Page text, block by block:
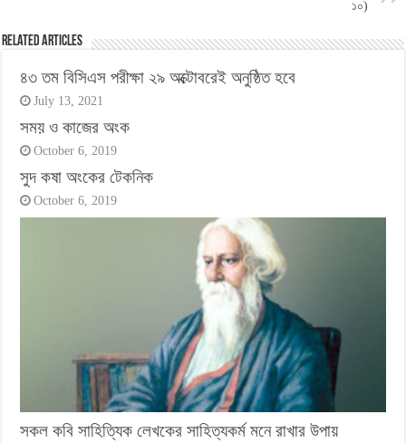
১০)
Related Articles
৪৩ তম বিসিএস পরীক্ষা ২৯ অক্টোবরেই অনুষ্ঠিত হবে
July 13, 2021
সময় ও কাজের অংক
October 6, 2019
সুদ কষা অংকের টেকনিক
October 6, 2019
সকল কবি সাহিত্যিক লেখকের সাহিত্যকর্ম মনে রাখার উপায়